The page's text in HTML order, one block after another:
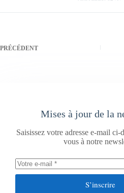
PRÉCÉDENT
Mises à jour de la
Saisissez votre adresse e-mail ci-
vous à notre
S’inscrire